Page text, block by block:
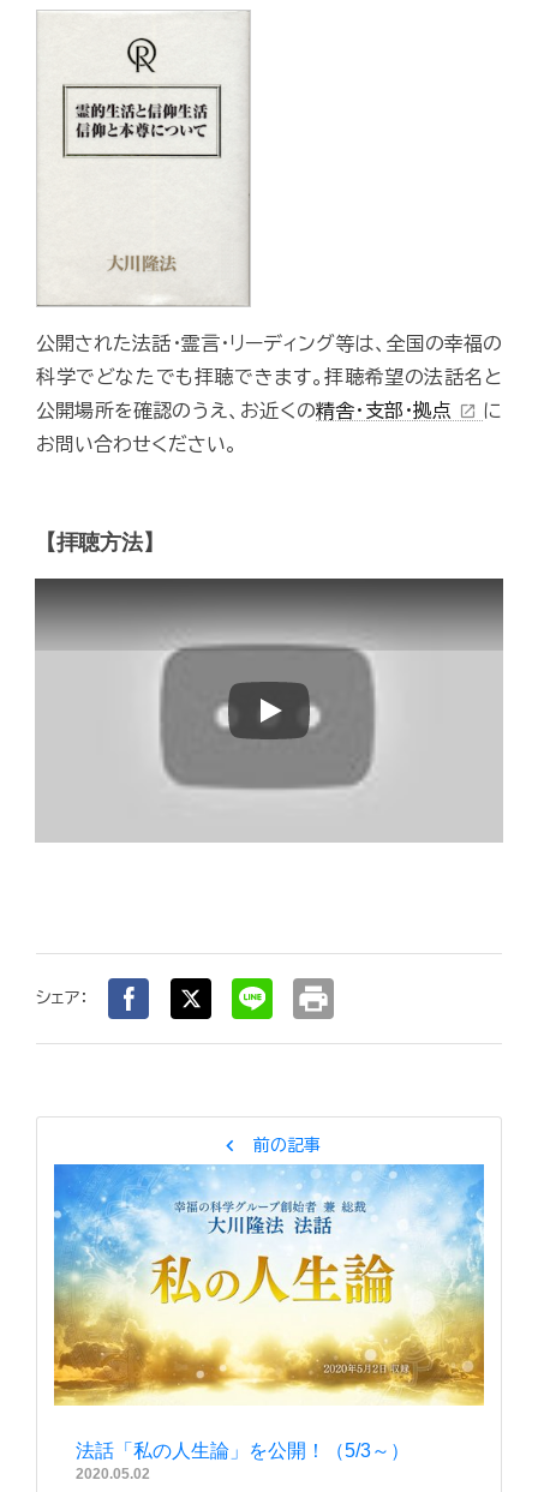
公開された法話・霊言・リーディング等は、全国の幸福の
科学でどなたでも拝聴できます。拝聴希望の法話名と
公開場所を確認のうえ、お近くの精舎・支部・拠点 open_in_new に
お問い合わせください。
【拝聴方法】
Play
シェア： print
chevron_left 前の記事
法話「私の人生論」を公開！（5/3～）
2020.05.02